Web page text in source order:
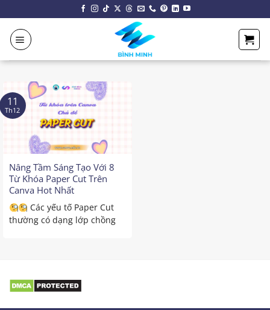
đến
nội
dung
Nâng Tầm Sáng Tạo Với 8
Từ Khóa Paper Cut Trên
Canva Hot Nhất
Các yếu tố Paper Cut
thường có dạng lớp chồng
11
Th12